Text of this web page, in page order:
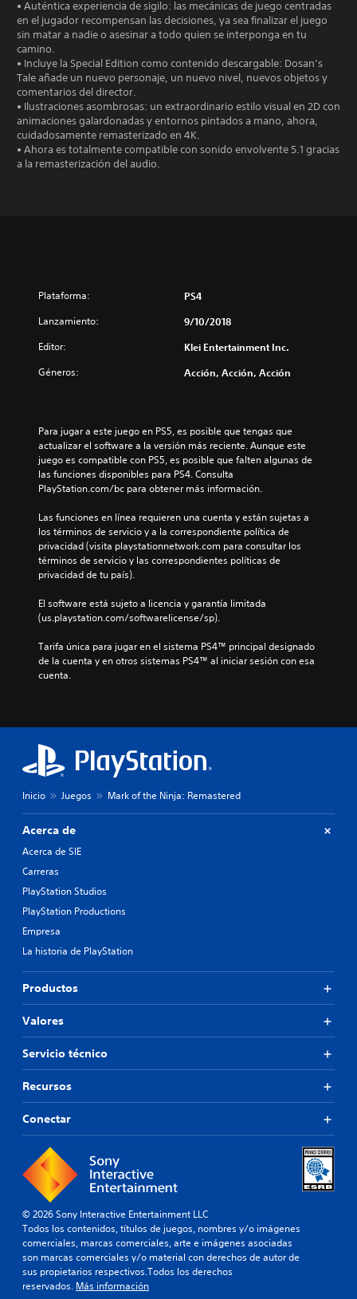
• Auténtica experiencia de sigilo: las mecánicas de juego centradas
en el jugador recompensan las decisiones, ya sea finalizar el juego
sin matar a nadie o asesinar a todo quien se interponga en tu
camino.
• Incluye la Special Edition como contenido descargable: Dosan’s
Tale añade un nuevo personaje, un nuevo nivel, nuevos objetos y
comentarios del director.
• Ilustraciones asombrosas: un extraordinario estilo visual en 2D con
animaciones galardonadas y entornos pintados a mano, ahora,
cuidadosamente remasterizado en 4K.
• Ahora es totalmente compatible con sonido envolvente 5.1 gracias
a la remasterización del audio.
Plataforma: PS4
Lanzamiento: 9/10/2018
Editor: Klei Entertainment Inc.
Géneros: Acción, Acción, Acción
Para jugar a este juego en PS5, es posible que tengas que
actualizar el software a la versión más reciente. Aunque este
juego es compatible con PS5, es posible que falten algunas de
las funciones disponibles para PS4. Consulta
PlayStation.com/bc para obtener más información.
Las funciones en línea requieren una cuenta y están sujetas a
los términos de servicio y a la correspondiente política de
privacidad (visita playstationnetwork.com para consultar los
términos de servicio y las correspondientes políticas de
privacidad de tu país).
El software está sujeto a licencia y garantía limitada
(us.playstation.com/softwarelicense/sp).
Tarifa única para jugar en el sistema PS4™ principal designado
de la cuenta y en otros sistemas PS4™ al iniciar sesión con esa
cuenta.
Inicio Juegos Mark of the Ninja: Remastered
Acerca de
Acerca de SIE
Carreras
PlayStation Studios
PlayStation Productions
Empresa
La historia de PlayStation
Productos
Valores
Servicio técnico
Recursos
Conectar
© 2026 Sony Interactive Entertainment LLC
Todos los contenidos, títulos de juegos, nombres y/o imágenes
comerciales, marcas comerciales, arte e imágenes asociadas
son marcas comerciales y/o material con derechos de autor de
sus propietarios respectivos.Todos los derechos
reservados. Más información